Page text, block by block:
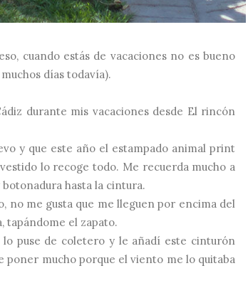
cuando estás de vacaciones no es bueno
días todavía).
durante mis vacaciones desde El rincón
y que este año el estampado animal print
lo recoge todo. Me recuerda mucho a
hasta la cintura.
no me gusta que me lleguen por encima del
tapándome el zapato.
puse de coletero y le añadí este cinturón
poner mucho porque el viento me lo quitaba